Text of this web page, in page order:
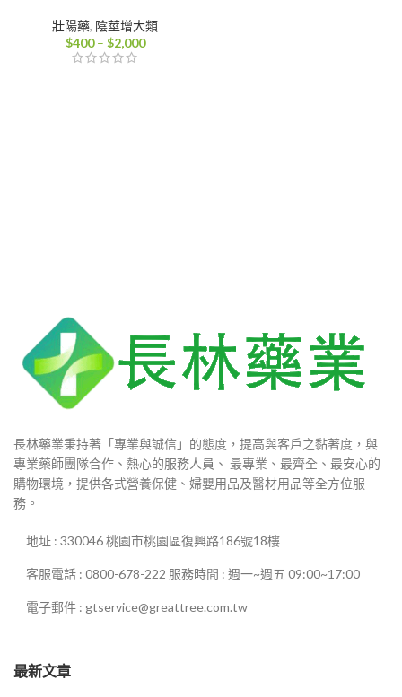
壯陽藥, 陰莖增大類
$400 – $2,000價
長林藥業秉持著「專業與誠信」的態度，提高與客戶之黏著度，與
專業藥師團隊合作、熱心的服務人員、 最專業、最齊全、最安心的
購物環境，提供各式營養保健、婦嬰用品及醫材用品等全方位服
務。
地址 : 330046 桃園市桃園區復興路186號18樓
客服電話 : 0800-678-222 服務時間 : 週一~週五 09:00~17:00
電子郵件 : gtservice@greattree.com.tw
最新文章